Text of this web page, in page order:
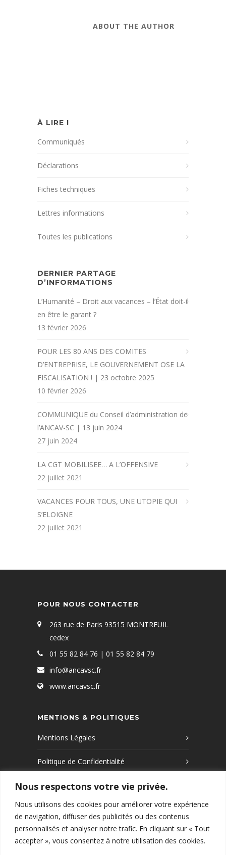
Nous respectons votre vie privée.
Nous utilisons des cookies pour améliorer votre expérience
de navigation, diffuser des publicités ou des contenus
personnalisés et analyser notre trafic. En cliquant sur « Tout
accepter », vous consentez à notre utilisation des cookies.
ABOUT THE AUTHOR
À LIRE !
Communiqués
Déclarations
Fiches techniques
Lettres informations
Toutes les publications
DERNIER PARTAGE
D’INFORMATIONS
L’Humanité – Droit aux vacances – l’État doit-il
en être le garant ?
13 février 2026
POUR LES 80 ANS DES COMITES
D’ENTREPRISE, LE GOUVERNEMENT OSE LA
FISCALISATION ! | 23 octobre 2025
10 février 2026
COMMUNIQUE du Conseil d’administration de
l’ANCAV-SC | 13 juin 2024
27 juin 2024
LA CGT MOBILISEE… A L’OFFENSIVE
22 juillet 2021
VACANCES POUR TOUS, UNE UTOPIE QUI
S’ELOIGNE
22 juillet 2021
POUR NOUS CONTACTER
263 rue de Paris 93515 MONTREUIL
cedex
01 55 82 84 76 | 01 55 82 84 79
info@ancavsc.fr
www.ancavsc.fr
MENTIONS & POLITIQUES
Mentions Légales
Politique de Confidentialité
Politique de Cookies
Que recherchez-vous ?
RECHERCHER